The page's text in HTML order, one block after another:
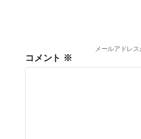
メールアドレス
コメント ※